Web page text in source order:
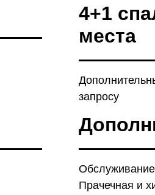
4+1
места
запросу
Прачечная и